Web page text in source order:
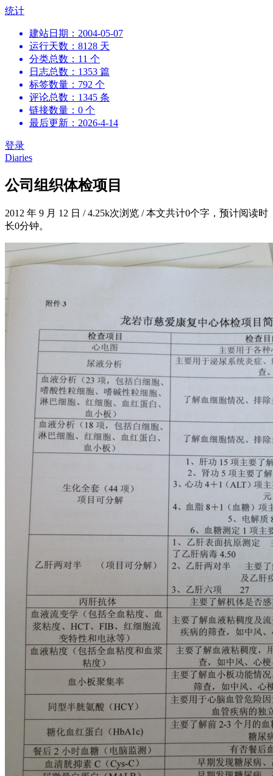
跳
统计
建站日期：2004-05-07
运行天数：8128 天
分类总数：11 个
日志总数：1353 篇
标签数量：792 个
评论总数：1345 条
链接数量：0 个
最后更新：2026-4-14
登录
Diaries
公司组织体检项目
2012 年 9 月 12 日 /4.25k次浏览 /本文共计0个字，预计阅读时
长0分钟。